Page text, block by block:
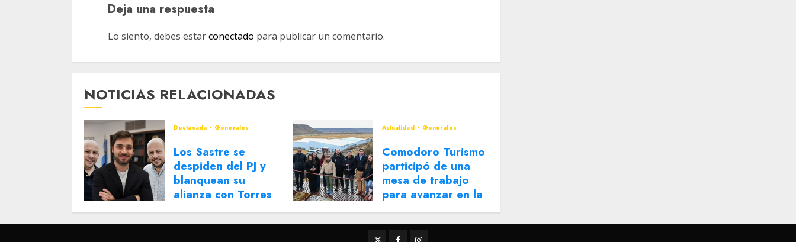
Deja una respuesta
Lo siento, debes estarconectado para publicar un comentario.
NOTICIAS RELACIONADAS
Destacada Generales
Los Sastre se
despiden del PJ y
blanquean su
alianza con Torres
Actualidad Generales
Comodoro Turismo
participó de una
mesa de trabajo
para avanzar en la
reactivación del
Corredor Turístico
Integrado
TwitterFacebookInstagram